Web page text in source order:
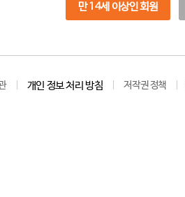
만 14세 이상인 회원
개인 정보 처리 방침 저작권 정책